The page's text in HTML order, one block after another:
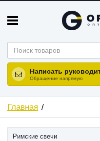
Написать
Обращение напрямую
Главная
Римские свечи